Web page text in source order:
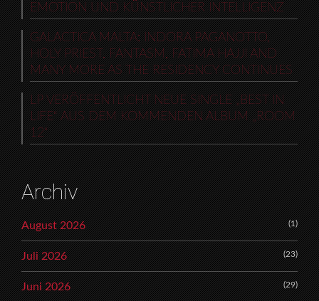
EMOTION UND KÜNSTLICHER INTELLIGENZ
GALACTICA MALTA: INDORA PAGANOTTO,
HOLY PRIEST, FANTASM, FATIMA HAJJI AND
MANY MORE AS THE RESIDENCY CONTINUES
LP VERÖFFENTLICHT NEUE SINGLE „BEST IN
LIFE“ AUS DEM KOMMENDEN ALBUM „ROOM
12“
Archiv
August 2026 (1)
Juli 2026 (23)
Juni 2026 (29)